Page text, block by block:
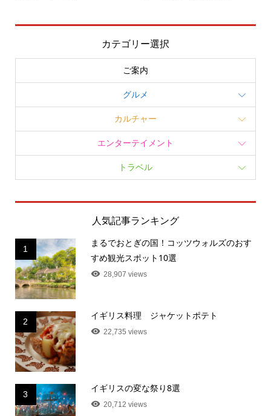
カテゴリー選択
ご案内
グルメ
カルチャー
エンターテイメント
トラベル
人気記事ランキング
1
まるでおとぎの国！コッツウォルズのおす
すめ観光スポット10選
28,907 views
2
イギリス料理 ジャケットポテト
22,735 views
3
イギリスの変な祭り8選
20,712 views